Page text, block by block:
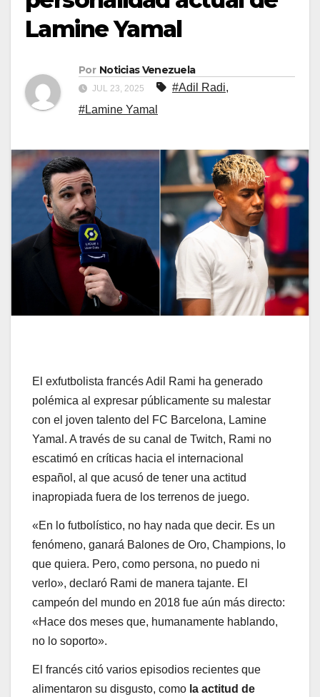
Lamine Yamal
Por Noticias Venezuela
JUL 23, 2025 #Adil Radi,
#Lamine Yamal
El exfutbolista francés Adil Rami ha generado
polémica al expresar públicamente su malestar
con el joven talento del FC Barcelona, Lamine
Yamal. A través de su canal de Twitch, Rami no
escatimó en críticas hacia el internacional
español, al que acusó de tener una actitud
inapropiada fuera de los terrenos de juego.
«En lo futbolístico, no hay nada que decir. Es un
fenómeno, ganará Balones de Oro, Champions, lo
que quiera. Pero, como persona, no puedo ni
verlo», declaró Rami de manera tajante. El
campeón del mundo en 2018 fue aún más directo:
«Hace dos meses que, humanamente hablando,
no lo soporto».
El francés citó varios episodios recientes que
alimentaron su disgusto, como la actitud de